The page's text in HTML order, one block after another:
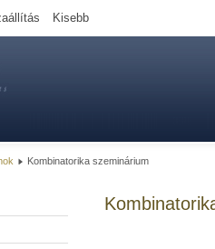
Kisebb
Kombinatorika szeminárium